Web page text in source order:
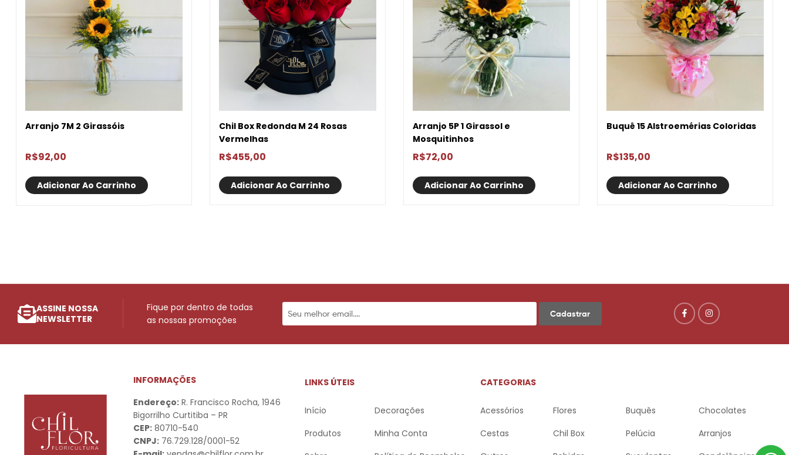
Arranjo 7M 2 Girassóis
R$92,00
Adicionar Ao Carrinho
Chil Box Redonda M 24 Rosas
Vermelhas
R$455,00
Adicionar Ao Carrinho
Arranjo 5P 1 Girassol e
Mosquitinhos
R$72,00
Adicionar Ao Carrinho
Buquê 15 Alstroemérias Coloridas
R$135,00
Adicionar Ao Carrinho
ASSINE NOSSA
NEWSLETTER
Fique por dentro de todas
as nossas promoções
Cadastrar
INFORMAÇÕES
Endereço: R. Francisco Rocha, 1946
Bigorrilho Curtitiba – PR
CEP: 80710-540
CNPJ: 76.729.128/0001-52
LINKS ÚTEIS
Início
Produtos
Decorações
Minha Conta
CATEGORIAS
Acessórios
Cestas
Flores
Chil Box
Buquês
Pelúcia
Chocolates
Arranjos